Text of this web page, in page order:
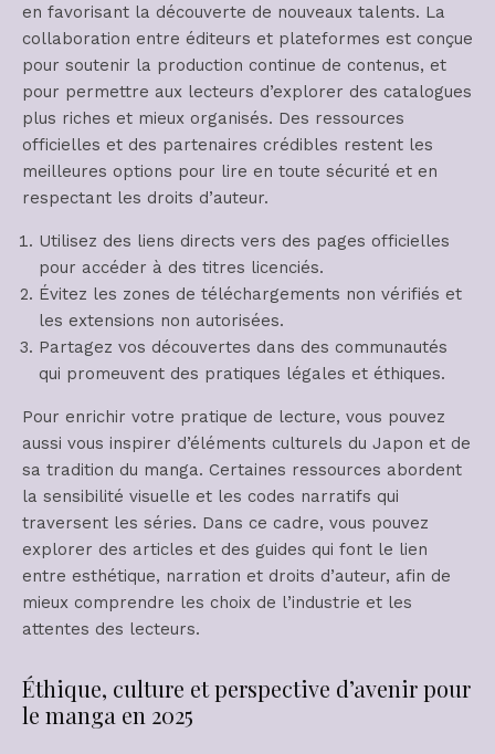
en favorisant la découverte de nouveaux talents. La
collaboration entre éditeurs et plateformes est conçue
pour soutenir la production continue de contenus, et
pour permettre aux lecteurs d’explorer des catalogues
plus riches et mieux organisés. Des ressources
officielles et des partenaires crédibles restent les
meilleures options pour lire en toute sécurité et en
respectant les droits d’auteur.
Utilisez des liens directs vers des pages officielles
pour accéder à des titres licenciés.
Évitez les zones de téléchargements non vérifiés et
les extensions non autorisées.
Partagez vos découvertes dans des communautés
qui promeuvent des pratiques légales et éthiques.
Pour enrichir votre pratique de lecture, vous pouvez
aussi vous inspirer d’éléments culturels du Japon et de
sa tradition du manga. Certaines ressources abordent
la sensibilité visuelle et les codes narratifs qui
traversent les séries. Dans ce cadre, vous pouvez
explorer des articles et des guides qui font le lien
entre esthétique, narration et droits d’auteur, afin de
mieux comprendre les choix de l’industrie et les
attentes des lecteurs.
Éthique, culture et perspective d’avenir pour
le manga en 2025